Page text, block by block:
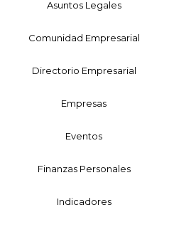
Asuntos Legales
Comunidad Empresarial
Directorio Empresarial
Empresas
Eventos
Finanzas Personales
Indicadores